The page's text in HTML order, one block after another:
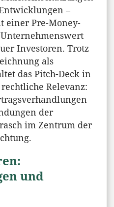
–
einer Pre-Money-
Investoren. Trotz
als
das Pitch-Deck in
Relevanz:
der
im Zentrum der
und